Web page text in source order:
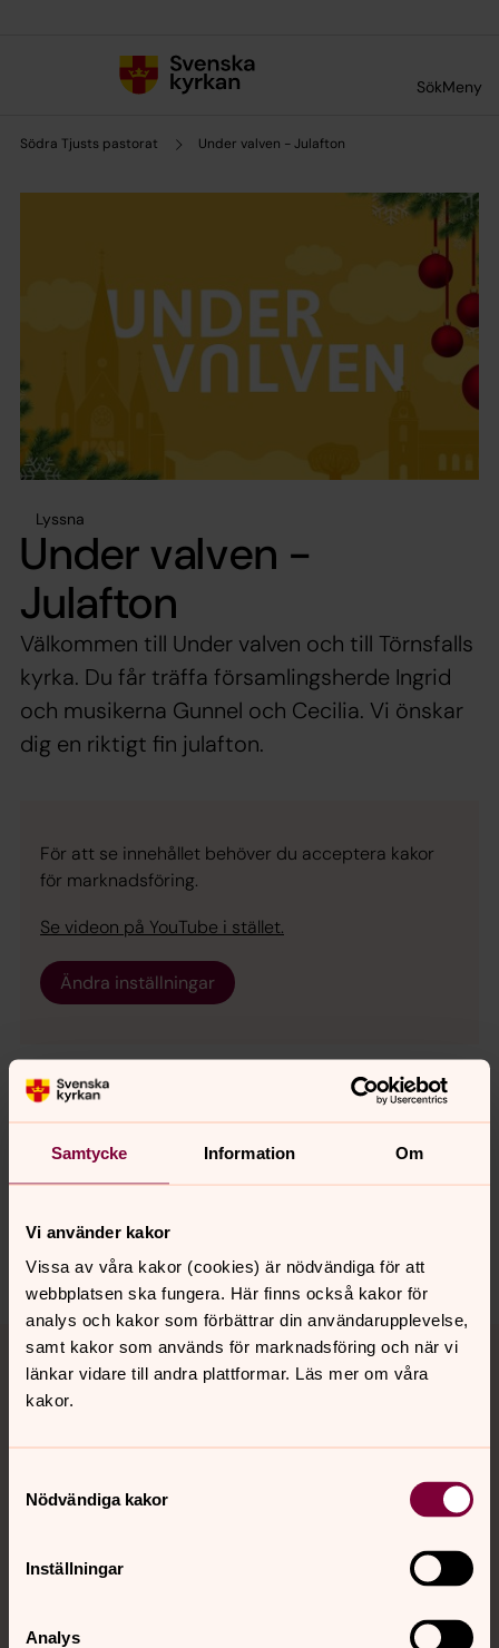
Samtycke Information Om
Vi använder kakor
Vissa av våra kakor (cookies) är nödvändiga för att
webbplatsen ska fungera. Här finns också kakor för
analys och kakor som förbättrar din användarupplevelse,
samt kakor som används för marknadsföring och när vi
länkar vidare till andra plattformar. Läs mer om våra
kakor.
Nödvändiga kakor
Inställningar
Analys
SökMeny
Södra Tjusts pastorat Under valven - Julafton
Lyssna
Under valven -
Julafton
Välkommen till Under valven och till Törnsfalls
kyrka. Du får träffa församlingsherde Ingrid
och musikerna Gunnel och Cecilia. Vi önskar
dig en riktigt fin julafton.
För att se innehållet behöver du acceptera kakor
för marknadsföring.
Se videon på YouTube i stället.
Ändra inställningar
Synpunkter eller frågor på sidans
innehåll?
sodra.tjusts.pastorat@svenskakyrkan.se
Dela
Tillbaka till toppen
Tillbaka till innehållet
Kontakt